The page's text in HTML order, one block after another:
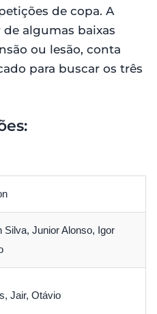
de copa. A
algumas baixas
ou lesão, conta
para buscar os três
Silva, Junior Alonso, Igor
Jair, Otávio